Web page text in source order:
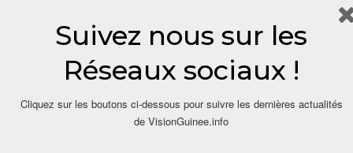
Save my name, email, and website in this browser for the next
time I comment.
Suivez nous sur les
Réseaux sociaux !
Cliquez sur les boutons ci-dessous pour suivre les dernières actualités
de VisionGuinee.info